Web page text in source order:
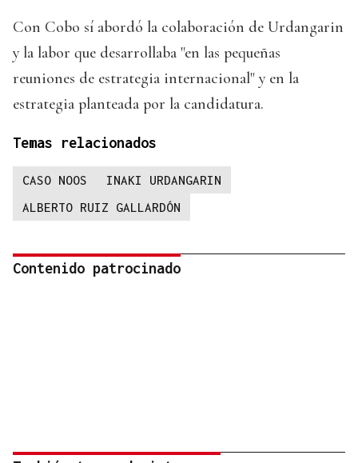
Con Cobo sí abordó la colaboración de Urdangarin
y la labor que desarrollaba "en las pequeñas
reuniones de estrategia internacional" y en la
estrategia planteada por la candidatura.
Temas relacionados
CASO NOOS
INAKI URDANGARIN
ALBERTO RUIZ GALLARDÓN
Contenido patrocinado